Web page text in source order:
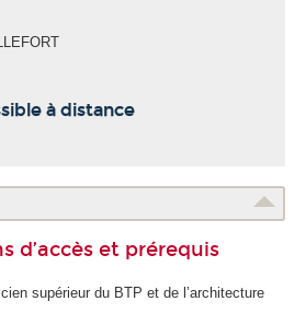
à distance
d’accès et prérequis
supérieur du BTP et de l’architecture